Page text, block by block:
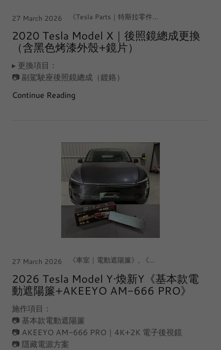
27 March 2026 《Tesla Parts｜特斯拉零件》, 【北台灣｜中壢·大江店】, Tesla Model X
2020 Tesla Model X｜後照鏡總成更換
（含黑色烤漆外殼+鏡片）
▸ 更換項目：
📷 副駕駛座後照鏡總成（鍍鉻）
Continue Reading
27 March 2026 《車室｜電動遮陽簾》, 《車室｜電子後視鏡｜行車記錄器》, 【中台灣｜台中·西屯店】, Tesla Model Y Juniper 煥新Y
2026 Tesla Model Y·煥新Y《基本款電
動遮陽簾+AKEEYO AM-666 PRO》
施作項目：
📷 基本款電動遮陽簾
📷 AKEEYO AM-666 PRO｜4K+2K 電子後視鏡
📷 隱藏電源方案